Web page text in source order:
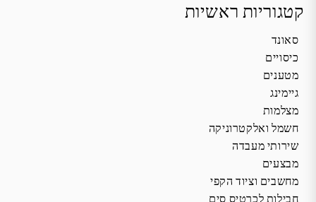
קטגוריות ראשיות
סאונד
כיסויים
מטענים
גיימינג
מצלמות
חשמל ואלקטרוניקה
שירותי מעבדה
מבצעים
מחשבים וציוד הקפי
חבילות לכרטיס סים